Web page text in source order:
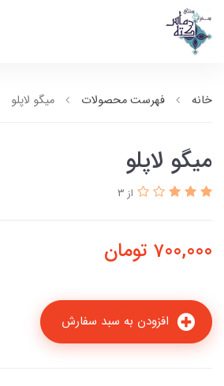
خانه فهرست محصولات میگو لاپلو
میگو لاپلو
از 3
700,000 تومان